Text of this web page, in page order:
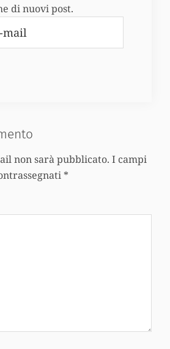
di nuovi post.
non sarà pubblicato. I campi
*